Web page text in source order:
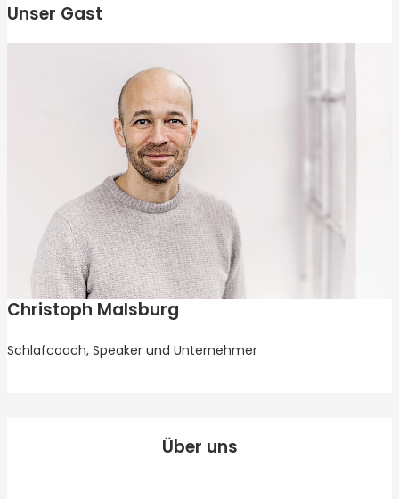
Unser Gast
Christoph Malsburg
Schlafcoach, Speaker und Unternehmer
Über uns